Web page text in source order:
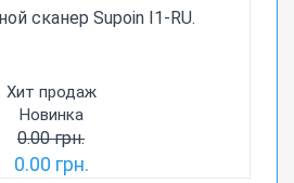
сканер Supoin I1-RU.
Хит продаж
Новинка
0.00 грн.
0.00 грн.